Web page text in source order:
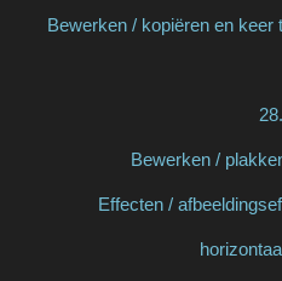
Bewerken / kopiëren en keer
28.
Bewerken /
Effecten /